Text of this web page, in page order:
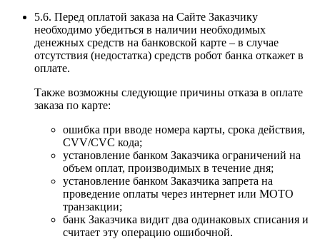
5.6. Перед оплатой заказа на Сайте Заказчику
необходимо убедиться в наличии необходимых
денежных средств на банковской карте – в случае
отсутствия (недостатка) средств робот банка откажет в
оплате.
Также возможны следующие причины отказа в оплате
заказа по карте:
ошибка при вводе номера карты, срока действия,
CVV/CVC кода;
установление банком Заказчика ограничений на
объем оплат, производимых в течение дня;
установление банком Заказчика запрета на
проведение оплаты через интернет или MOTO
транзакции;
банк Заказчика видит два одинаковых списания и
считает эту операцию ошибочной.